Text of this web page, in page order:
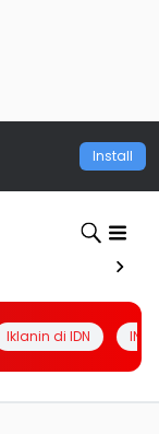
Install
Iklanin di IDN